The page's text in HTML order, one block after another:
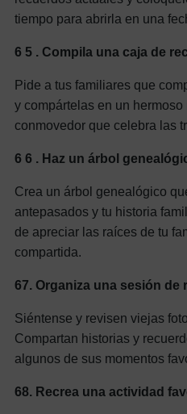
tiempo para abrirla en una
6 5 . Compila una caja de
Pide a tus familiares que
y compártelas en un
conmovedor que celebra las
6 6 . Haz un árbol
Crea un árbol genealógico
antepasados ​​y tu historia
de apreciar las raíces de tu
compartida.
67. Organiza una sesión de
Siéntense y revisen viejas
Compartan historias y
algunos de sus momentos
68. Recrea una actividad